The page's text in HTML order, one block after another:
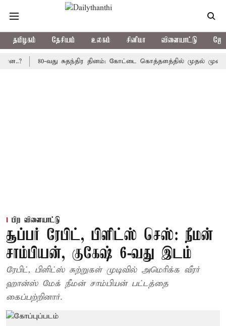
தமிழகம் தேசியம் உலகம் சினிமா விளையாட்டு
80-வது சுதந்திர தினம்: கோட்டை கொத்தளத்தில் முதல் முறையாக
பிற விளையாட்டு
சூப்பர் ரேபிட், பிளிட்ஸ் செஸ்: நீமன்
சாம்பியன், குகேஷ் 6-வது இடம்
ரேபிட், பிளிட்ஸ் சுற்றுகள் முடிவில் அமெரிக்க வீரர்
ஹான்ஸ் மேக் நீமன் சாம்பியன் பட்டத்தை
கைப்பற்றினார்.